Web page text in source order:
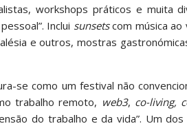
workshops práticos e muita
Inclui sunsetscom música ao
e outros, mostras
se como um festival não
trabalho remoto, web3, co-living,
do trabalho e da vida”. Um